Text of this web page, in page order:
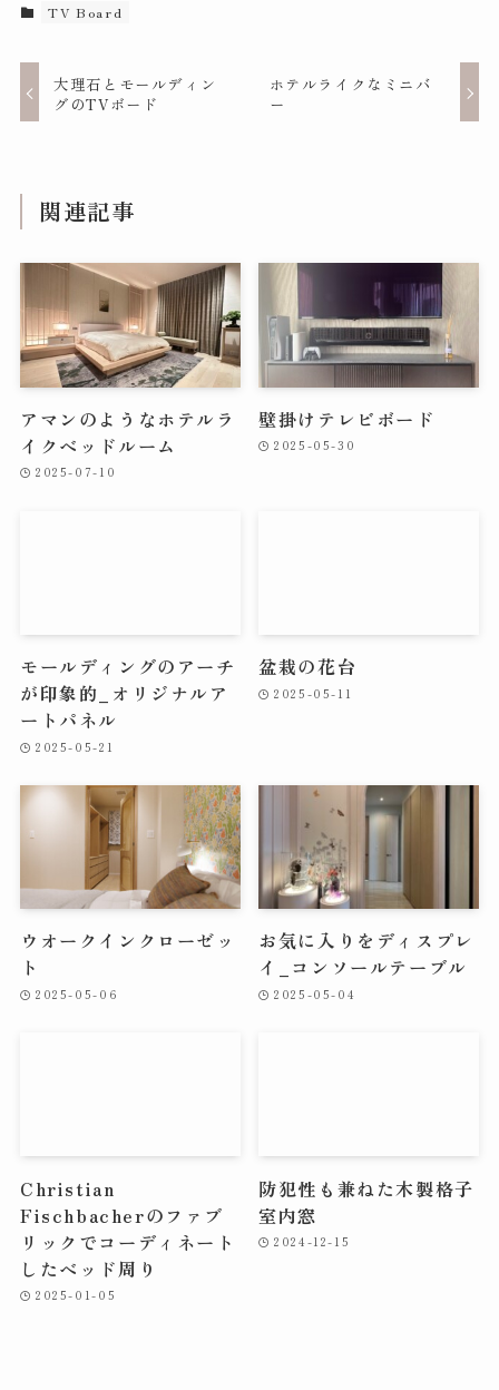
TV Board
大理石とモールディン
グのTVボード
ホテルライクなミニバ
ー
関連記事
アマンのようなホテルラ
イクベッドルーム
2025-07-10
壁掛けテレビボード
2025-05-30
モールディングのアーチ
が印象的_オリジナルア
ートパネル
2025-05-21
盆栽の花台
2025-05-11
ウオークインクローゼッ
ト
2025-05-06
お気に入りをディスプレ
イ_コンソールテーブル
2025-05-04
Christian
Fischbacherのファブ
リックでコーディネート
したベッド周り
2025-01-05
防犯性も兼ねた木製格子
室内窓
2024-12-15